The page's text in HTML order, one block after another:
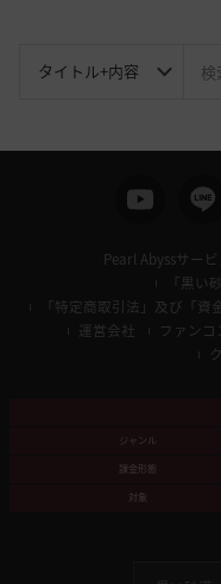
Pearl Abyssサー
「黒い
「特定商取引法」及び「
運営会社
ファンコ
ジャンル
課金形態
対象